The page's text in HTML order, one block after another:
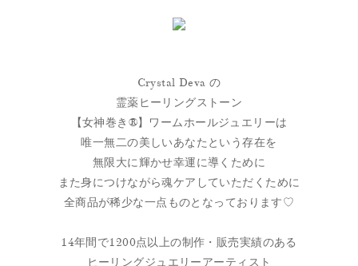
Crystal Deva の
霊薬ヒーリングストーン
【女神巻き®】ワームホールジュエリーは
唯一無二の美しいあなたという存在を
無限大に輝かせ幸運に導くために
また身につけながら魂ケアしていただくために
全商品が稀少な一点ものとなっております♡
14年間で1200点以上の制作・販売実績のある
ヒーリングジュエリーアーティスト